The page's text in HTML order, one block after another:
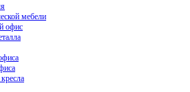
мебели
офис